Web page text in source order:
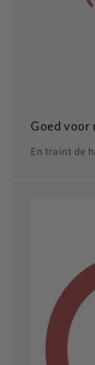
Goed voor
En traint de